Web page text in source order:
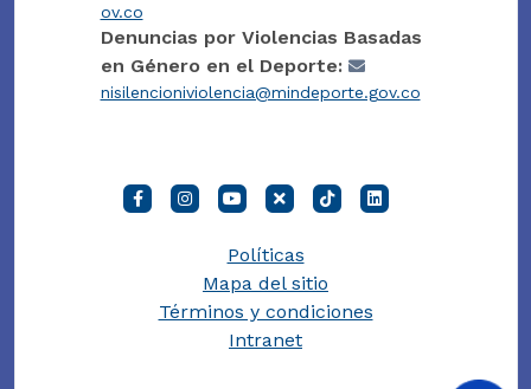
ov.co
Denuncias por Violencias Basadas
en Género en el Deporte:
nisilencioniviolencia@mindeporte.gov.co
Políticas
Mapa del sitio
Términos y condiciones
Intranet